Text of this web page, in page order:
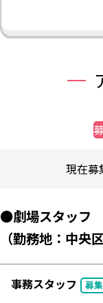
現在募
●劇場スタッフ
（勤務地：中央
事務スタッフ 募